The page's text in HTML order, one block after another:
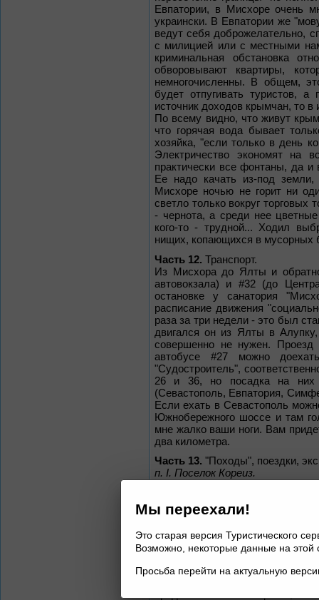
Евпатории, в Мисхоре очень
украински. В Евпатории же
ведут себя доброжелательно,
с милицией или с местными
криминальная обстановка
обворовывают квартиры,
немногочисленны. В общем,
будет отпугивать туристов, а
источник доходов крымчан, то в
По всему видно, что живут
что горячая вода бывает
хозяйка, "если только в день
Электричество экономят на
практически все фонтаны, да и
Ее надо качать из-под
Мисхоре ночью не горит ни
светло только вокруг торговых
- чернота, а среди нее
кого-то - трудной... Ходил
нищих, копающихся в мусорных
Часть 12. Транспорт.
Из Мисхора до Ялты и
автовокзала) и #32 (до
остановке у санатория
расписание движения
раза за три недели - это был
двигался он из Ялты в
совершенно не нужен.
автобусе #27 можно
"Судостроитель",
26 и 36, но посадка на них
(Севастополь, Евпатория,
Если ехать в Севастополь
Южнобережного шоссе и там
мне жалко ваши ноги. Вам
два километра.
Часть 13. "Походы", поездки,
п. I. Поселок Кореиз.
районов Кореиза и Гаспры от
Кореиз находится
Ай-Петри. Добраться туда
по нему на восток до Кореиза -
Мы переехали!
Это старая версия Туристического
Возможно, некоторые данные на этой
Просьба перейти на актуальную